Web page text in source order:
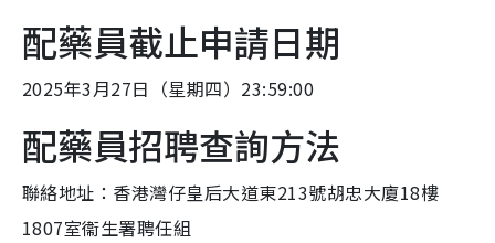
配藥員截止申請日期
2025年3月27日（星期四）23:59:00
配藥員招聘查詢方法
聯絡地址：香港灣仔皇后大道東213號胡忠大廈18樓
1807室衞生署聘任組